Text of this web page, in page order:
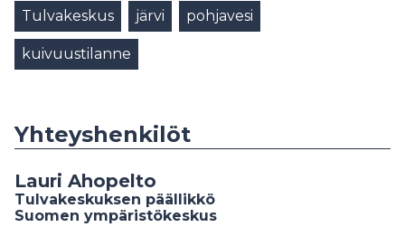
Tulvakeskus järvi pohjavesi
kuivuustilanne
Yhteyshenkilöt
Lauri Ahopelto
Tulvakeskuksen päällikkö
Suomen ympäristökeskus